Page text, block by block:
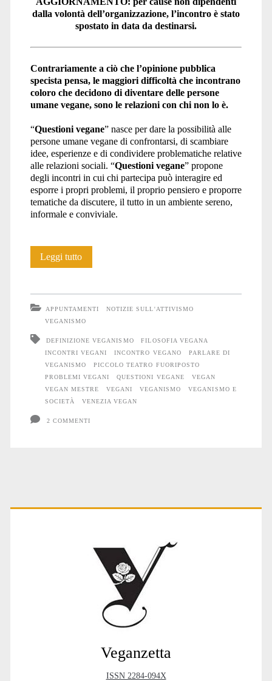
dalla volontà dell’organizzazione, l’incontro è stato
spostato in data da destinarsi.
Contrariamente a ciò che l’opinione pubblica
specista pensa, le maggiori difficoltà che incontrano
coloro che decidono di diventare delle persone
umane vegane, sono le relazioni con chi non lo è.
“Questioni vegane” nasce per dare la possibilità alle
persone umane vegane di confrontarsi, di scambiare
idee, esperienze e di condividere problematiche relative
alle relazioni sociali. “Questioni vegane” propone
degli incontri in cui chi partecipa può interagire ed
esporre i propri problemi, il proprio pensiero e proporre
tematiche da discutere, il tutto in un ambiente sereno,
informale e conviviale.
Leggi tuttoQuestioni
APPUNTAMENTI
NOTIZIE SULL'ATTIVISMO
VEGANISMO
DEFINIZIONE VEGANISMO
FILOSOFIA VEGANA
INCONTRI VEGANI
INCONTRO VEGANO
PARLARE DI
VEGANISMO
PICCOLO TEATRO FUORIPOSTO
PROBLEMI VEGANI
QUESTIONI VEGANE
VEGAN
VEGAN MESTRE
VEGANI VEGANISMO
VEGANISMO E
SOCIETÀ
VENEZIA VEGAN
2 COMMENTI
Primary
Veganzetta
ISSN 2284-094X